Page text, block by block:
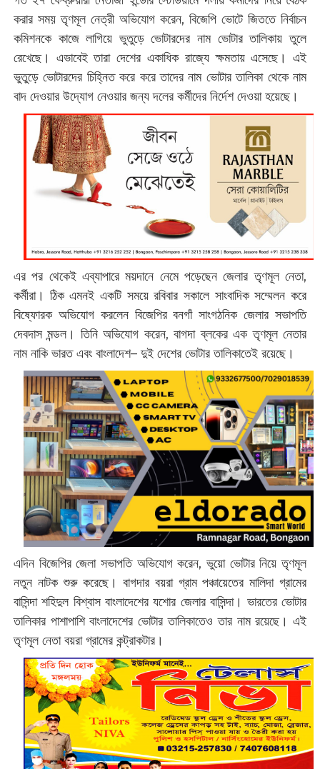
করার সময় তৃণমূল নেত্রী অভিযোগ করেন, বিজেপি ভোটে জিততে নির্বাচন
কমিশনকে কাজে লাগিয়ে ভুতুড়ে ভোটারদের নাম ভোটার তালিকায় তুলে
রেখেছে। এভাবেই তারা দেশের একাধিক রাজ্যে ক্ষমতায় এসেছে। এই
ভুতুড়ে ভোটারদের চিহ্নিত করে করে তাদের নাম ভোটার তালিকা থেকে নাম
বাদ দেওয়ার উদ্যোগ নেওয়ার জন্য দলের কর্মীদের নির্দেশ দেওয়া হয়েছে।
এর পর থেকেই এব্যাপারে ময়দানে নেমে পড়েছেন জেলার তৃণমূল নেতা,
কর্মীরা। ঠিক এমনই একটি সময়ে রবিবার সকালে সাংবাদিক সম্মেলন করে
বিষ্ফোরক অভিযোগ করলেন বিজেপির বনগাঁ সাংগঠনিক জেলার সভাপতি
দেবদাস মন্ডল। তিনি অভিযোগ করেন, বাগদা ব্লকের এক তৃণমূল নেতার
নাম নাকি ভারত এবং বাংলাদেশ– দুই দেশের ভোটার তালিকাতেই রয়েছে।
এদিন বিজেপির জেলা সভাপতি অভিযোগ করেন, ভুয়ো ভোটার নিয়ে তৃণমূল
নতুন নাটক শুরু করেছে। বাগদার বয়রা গ্রাম পঞ্চায়েতের মালিদা গ্রামের
বাসিন্দা শহিদুল বিশ্বাস বাংলাদেশের যশোর জেলার বাসিন্দা। ভারতের ভোটার
তালিকার পাশাপাশি বাংলাদেশের ভোটার তালিকাতেও তার নাম রয়েছে। এই
তৃণমূল নেতা বয়রা গ্রামের কন্ট্রাকটার।